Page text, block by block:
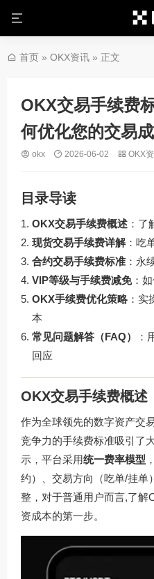
首页 » OKX资讯 » 正文
OKX交易手续费
何优化您的交易
okx 2026-06-02 OKX
目录导读
OKX交易手续费概述 ：
现货交易手续费详解：吃
合约交易手续费标准 ：永
VIP等级与手续费减免：
OKX手续费优化策略 ：
本
常见问题解答（FAQ）
：
回应
OKX交易手续费概述
作为全球领先的数字资产交
竞争力的手续费标准吸引了
示，平台采用统一费率模型
约）、交易方向（吃单/挂单
整，对于普通用户而言,了解
资成本的第一步。